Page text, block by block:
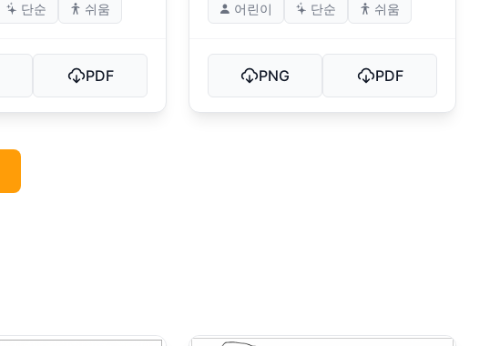
단순 쉬움
PDF
어린이 단순 쉬움
PNG PDF